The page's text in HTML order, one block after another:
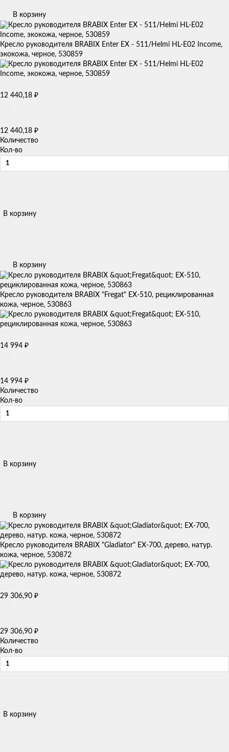
В корзину
Кресло руководителя BRABIX Enter EX - 511/Helmi HL-E02 Income,
экокожа, черное, 530859
12 440,18 ₽
12 440,18 ₽
Количество
Кол-во
В корзину
В корзину
Кресло руководителя BRABIX "Fregat" EX-510, рециклированная
кожа, черное, 530863
14 994 ₽
14 994 ₽
Количество
Кол-во
В корзину
В корзину
Кресло руководителя BRABIX "Gladiator" EX-700, дерево, натур.
кожа, черное, 530872
29 306,90 ₽
29 306,90 ₽
Количество
Кол-во
В корзину